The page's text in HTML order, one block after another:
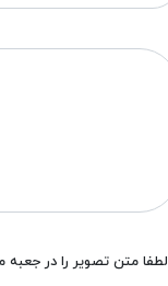
لطفا متن تصویر را در جعبه